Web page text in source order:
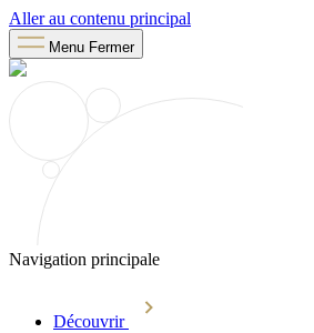
Aller au contenu principal
Menu Fermer
Navigation principale
Découvrir